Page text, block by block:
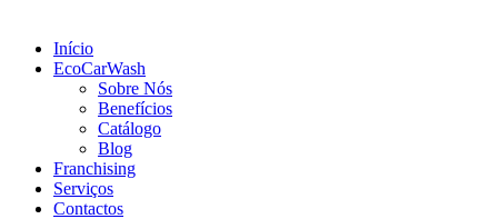
Início
EcoCarWash
Sobre Nós
Benefícios
Catálogo
Blog
Franchising
Serviços
Contactos